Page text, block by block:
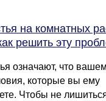
на комнатных
решить эту
означают, что
которые вы ему
Чтобы не